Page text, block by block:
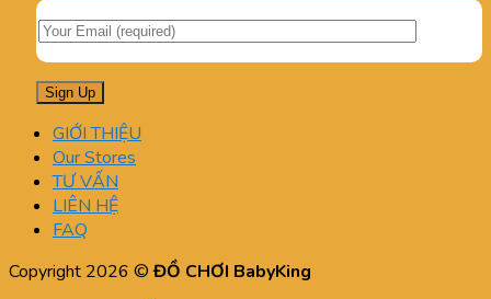
GIỚI THIỆU
Our Stores
TƯ VẤN
LIÊN HỆ
FAQ
Copyright 2026 ©ĐỒ CHƠI BabyKing